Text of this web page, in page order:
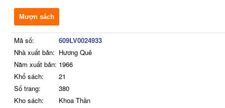
Mượn sách
Mã số:
609LV0024933
Nhà xuất bản: Hương Quê
Năm xuất bản: 1966
Khổ sách:
21
Số trang:
380
Kho sách:
Khoa Thần